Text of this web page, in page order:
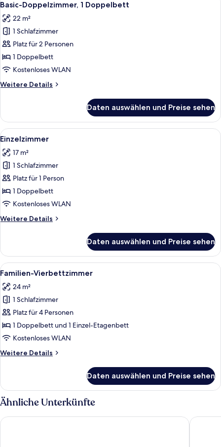
Fotos
für
Basic-
Doppelzimmer,
1
Doppelbett
6
Basic-Doppelzimmer, 1 Doppelbett
22 m²
1 Schlafzimmer
Platz für 2 Personen
1 Doppelbett
Kostenloses WLAN
Weitere Details
Weitere
Doppelzimmer,
Doppelbett
Daten auswählen und Preise sehen
Alle
Fotos
für
Einzelzimmer
anzeigen
Ein Hotelzimmer mit zwei Betten,
6
Einzelzimmer
17 m²
1 Schlafzimmer
Platz für 1 Person
1 Doppelbett
Kostenloses WLAN
Weitere Details
Weitere
Daten auswählen und Preise sehen
Alle
Fotos
für
Familien-
Vierbettzimmer
anzeigen
Ein Hotelzimmer mit einem großen
6
Familien-Vierbettzimmer
24 m²
1 Schlafzimmer
Platz für 4 Personen
1 Doppelbett und 1 Einzel-Etagenbett
Kostenloses WLAN
Weitere Details
Weitere
Vierbettzimmer
Daten auswählen und Preise sehen
Ähnliche Unterkünfte
Harzer Kultur- & Kongresshotel Wernigerode